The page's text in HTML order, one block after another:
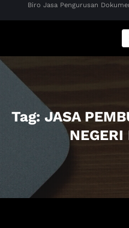
Biro Jasa Pengurusan
Tag: JASA
NEGERI